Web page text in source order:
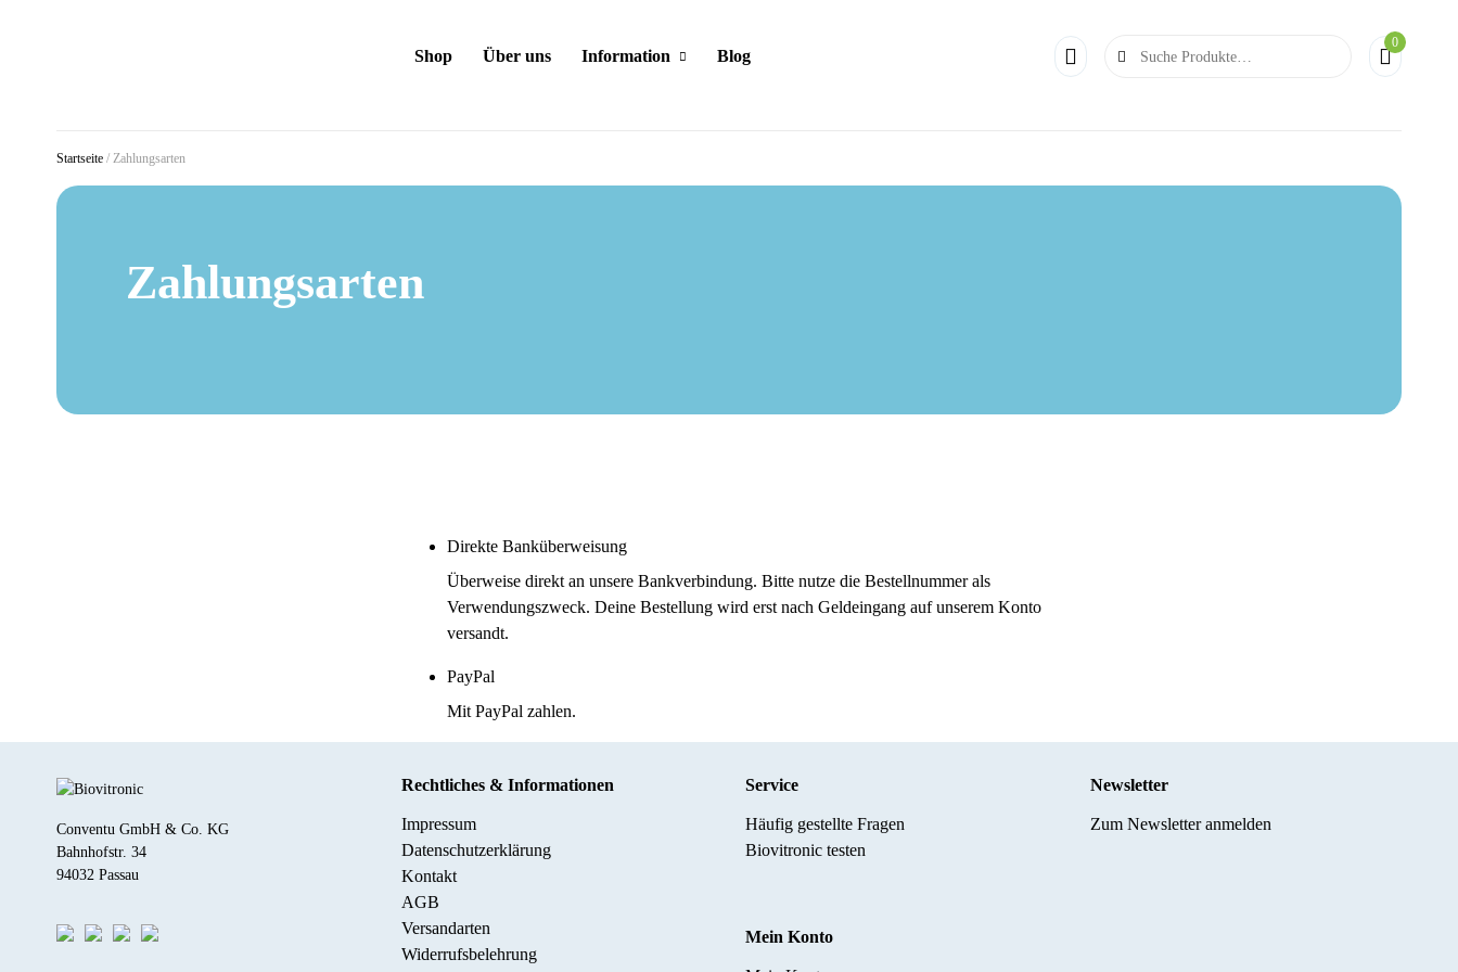
Shop Über uns Information Blog
for:
0
Startseite / Zahlungsarten
Zahlungsarten
Direkte Banküberweisung
Überweise direkt an unsere Bankverbindung. Bitte nutze die Bestellnummer als
Verwendungszweck. Deine Bestellung wird erst nach Geldeingang auf unserem Konto
versandt.
PayPal
Mit PayPal zahlen.
Conventu GmbH & Co. KG
Bahnhofstr. 34
94032 Passau
Rechtliches & Informationen
Impressum
Datenschutzerklärung
Kontakt
AGB
Versandarten
Widerrufsbelehrung
Service
Häufig gestellte Fragen
Biovitronic testen
Mein Konto
Newsletter
Zum Newsletter anmelden